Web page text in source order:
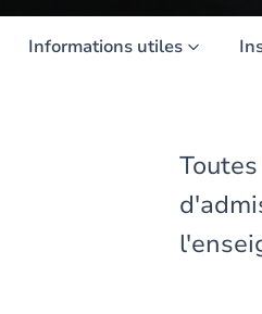
Informations utiles